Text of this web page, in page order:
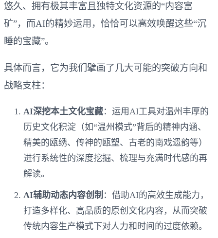
悠久、拥有极其丰富且独特文化资源的“内容富
矿”，而AI的精妙运用，恰恰可以高效唤醒这些“沉
睡的宝藏”。
具体而言，它为我们擘画了几大可能的突破方向和
战略支柱：
AI深挖本土文化宝藏：运用AI工具对温州丰厚的
历史文化积淀（如“温州模式”背后的精神内涵、
精美的瓯绣、传神的瓯塑、古老的南戏遗韵等）
进行系统性的深度挖掘、梳理与充满时代感的再
解读。
AI辅助动态内容创制 ：借助AI的高效生成能力，
打造多样化、高品质的原创文化内容，从而突破
传统内容生产模式下对人力和时间的过度依赖。